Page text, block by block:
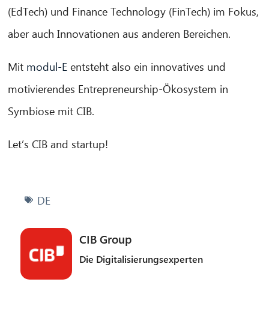
(EdTech) und Finance Technology (FinTech) im Fokus,
aber auch Innovationen aus anderen Bereichen.
Mit modul-E entsteht also ein innovatives und
motivierendes Entrepreneurship-Ökosystem in
Symbiose mit CIB.
Let’s CIB and startup!
DE
CIB Group
Die Digitalisierungsexperten